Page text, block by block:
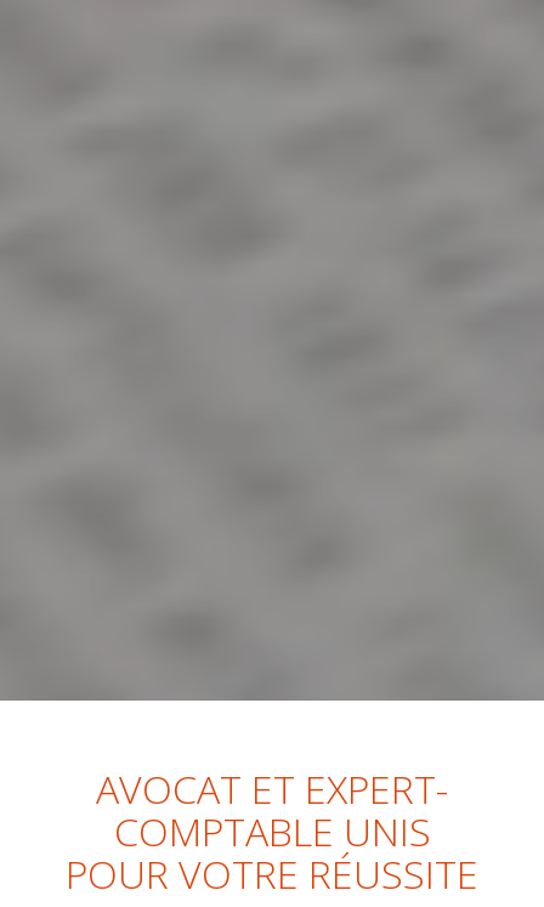
AVOCAT ET EXPERT-
COMPTABLE UNIS
POUR VOTRE RÉUSSITE